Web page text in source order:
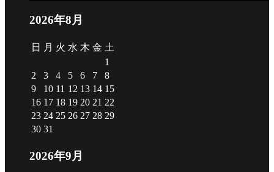
2026年8月
日 月 火 水 木 金 土
1
2
3 4 5 6 7
8
9
10 11 12 13 14 15
16 17 18 19 20 21 22
23 24 25 26 27 28 29
30 31
2026年9月